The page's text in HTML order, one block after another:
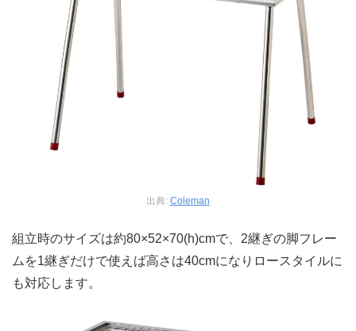
出典: Coleman
組立時のサイズは約80×52×70(h)cmで、2継ぎの脚フレー
ムを1継ぎだけで使えば高さは40cmになりロースタイルに
も対応します。